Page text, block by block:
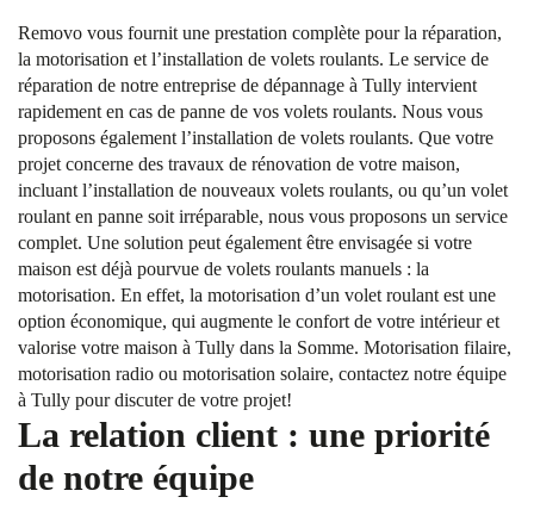
Removo vous fournit une prestation complète pour la réparation,
la motorisation et l’installation de volets roulants. Le service de
réparation de notre entreprise de dépannage à Tully intervient
rapidement en cas de panne de vos volets roulants. Nous vous
proposons également l’installation de volets roulants. Que votre
projet concerne des travaux de rénovation de votre maison,
incluant l’installation de nouveaux volets roulants, ou qu’un volet
roulant en panne soit irréparable, nous vous proposons un service
complet. Une solution peut également être envisagée si votre
maison est déjà pourvue de volets roulants manuels : la
motorisation. En effet, la motorisation d’un volet roulant est une
option économique, qui augmente le confort de votre intérieur et
valorise votre maison à Tully dans la Somme. Motorisation filaire,
motorisation radio ou motorisation solaire, contactez notre équipe
à Tully pour discuter de votre projet!
La relation client : une priorité
de notre équipe